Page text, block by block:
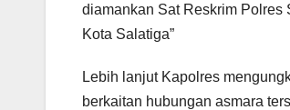
diamankan Sat Reskrim Polres
Kota Salatiga”
Lebih lanjut Kapolres
berkaitan hubungan asmara